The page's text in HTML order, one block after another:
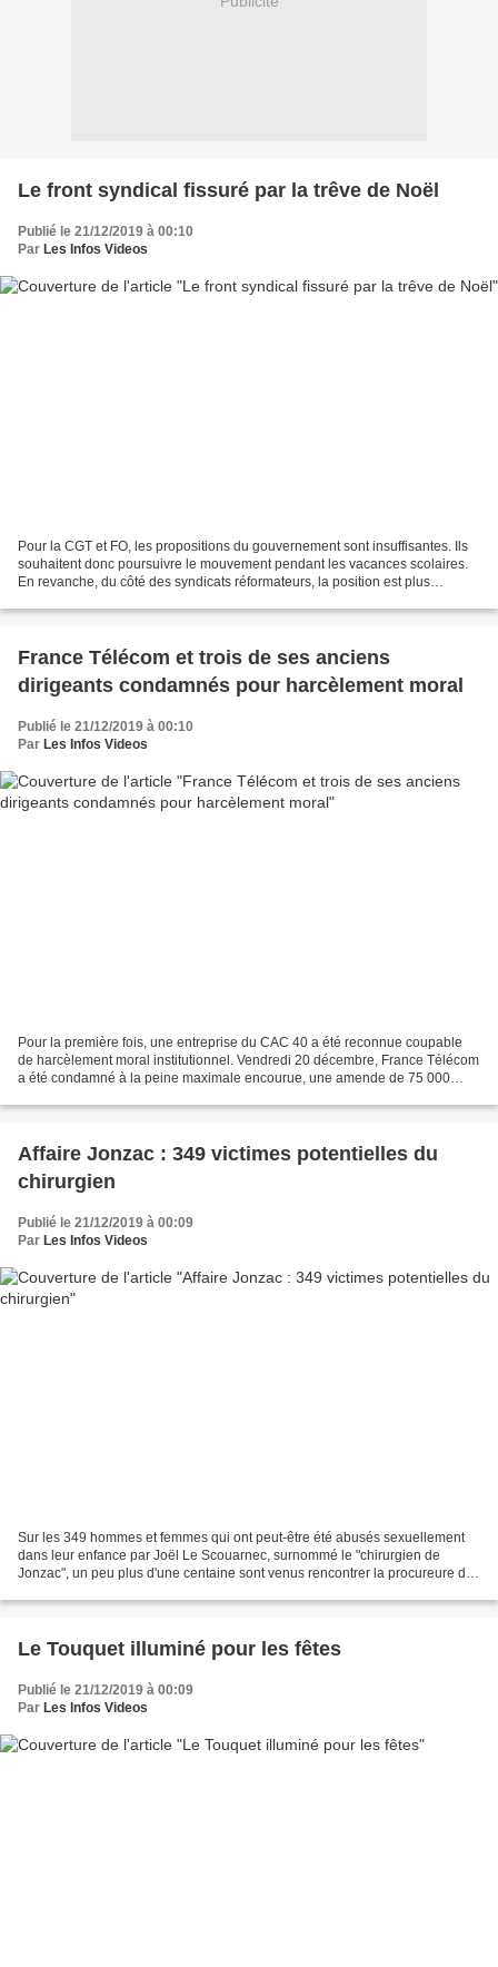
Le front syndical fissuré par la trêve de Noël
Publié le 21/12/2019 à 00:10
Par Les Infos Videos
Pour la CGT et FO, les propositions du gouvernement sont insuffisantes. Ils
souhaitent donc poursuivre le mouvement pendant les vacances scolaires.
En revanche, du côté des syndicats réformateurs, la position est plus
France Télécom et trois de ses anciens
dirigeants condamnés pour harcèlement moral
Publié le 21/12/2019 à 00:10
Par Les Infos Videos
Pour la première fois, une entreprise du CAC 40 a été reconnue coupable
de harcèlement moral institutionnel. Vendredi 20 décembre, France Télécom
a été condamné à la peine maximale encourue, une amende de 75 000
Affaire Jonzac : 349 victimes potentielles du
chirurgien
Publié le 21/12/2019 à 00:09
Par Les Infos Videos
Sur les 349 hommes et femmes qui ont peut-être été abusés sexuellement
dans leur enfance par Joël Le Scouarnec, surnommé le "chirurgien de
Jonzac", un peu plus d'une centaine sont venus rencontrer la procureure de
Le Touquet illuminé pour les fêtes
Publié le 21/12/2019 à 00:09
Par Les Infos Videos